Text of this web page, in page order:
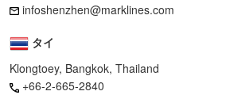
infoshenzhen@marklines.com
タイ
Klongtoey, Bangkok, Thailand
+66-2-665-2840